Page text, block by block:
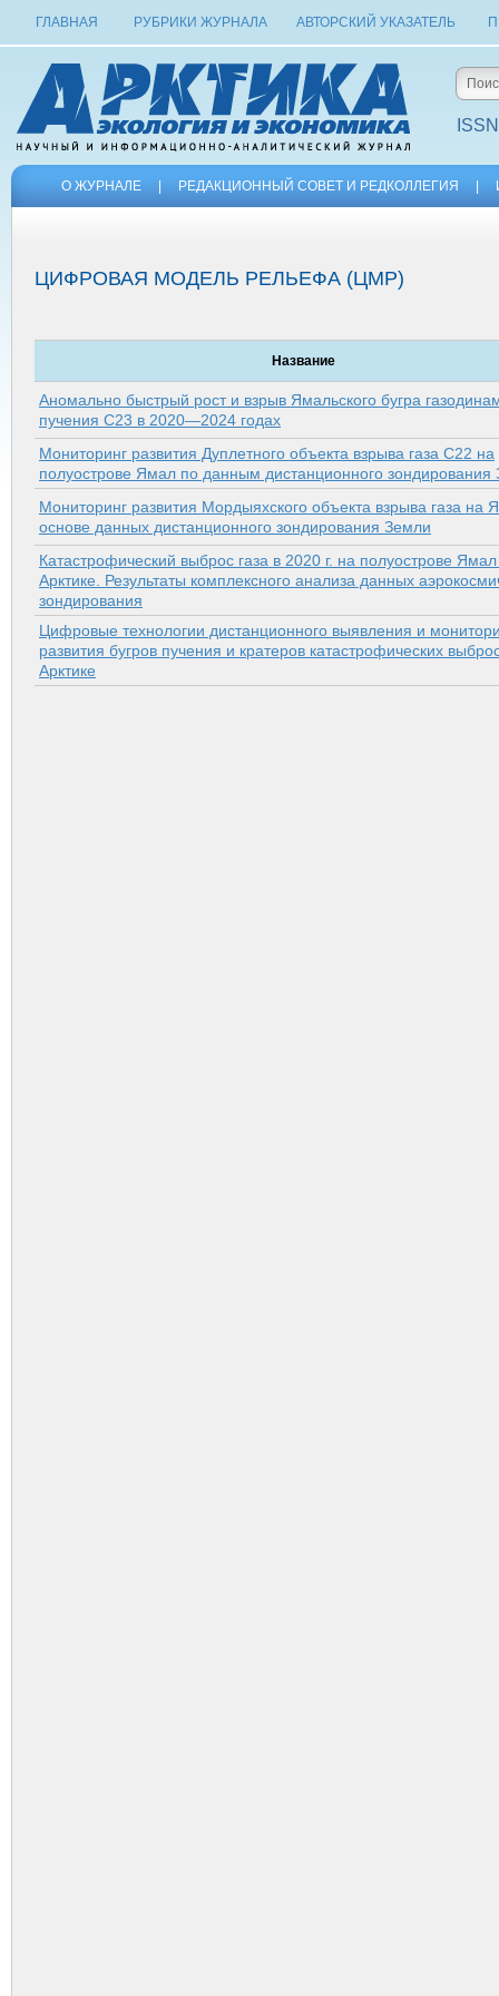
ГЛАВНАЯ РУБРИКИ ЖУРНАЛА АВТОРСКИЙ УКАЗАТЕЛЬ
О ЖУРНАЛЕ РЕДАКЦИОННЫЙ СОВЕТ И РЕДКОЛЛЕГИЯ
ЦИФРОВАЯ МОДЕЛЬ РЕЛЬЕФА (ЦМР)
Название
Аномально быстрый рост и взрыв Ямальского бугра
пучения C23 в 2020—2024 годах
Мониторинг развития Дуплетного объекта взрыва газа С22 на
полуострове Ямал по данным дистанционного зондирования
Мониторинг развития Мордыяхского объекта взрыва газа на
основе данных дистанционного зондирования Земли
Катастрофический выброс газа в 2020 г. на полуострове
Арктике. Результаты комплексного анализа данных
зондирования
Цифровые технологии дистанционного выявления и
развития бугров пучения и кратеров катастрофических
Арктике